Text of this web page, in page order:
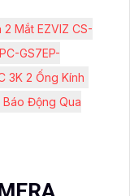
Mắt EZVIZ CS-
GS7EP-
3K 2 Ống Kính
Báo Động Qua